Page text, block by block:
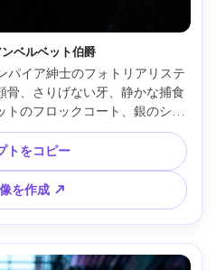
ベルベット伯爵
パイア紳士のフォトリアリステ
骨、さりげない牙、静かな捕食
のフロックコート、銀のシグ
髪。装飾的な壁紙のある燭台の
下に立つ。暖かなキャンドルグ
ト。Sony A7IV、85mm f/1.4、
フレーミング、ややローアング
自然な肌感、リアルな毛穴。ソ
解像度、シャープなフォーカ
ル、深紅とティールのカラーグ
ング --ar 4:5
トをコピー
を作成 ↗